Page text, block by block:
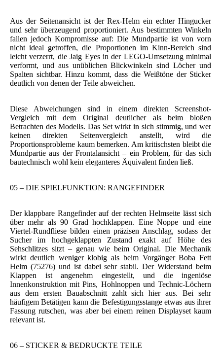
Aus der Seitenansicht ist der Rex-Helm ein echter Hingucker
und sehr überzeugend proportioniert. Aus bestimmten Winkeln
fallen jedoch Kompromisse auf: Die Mundpartie ist von vorn
nicht ideal getroffen, die Proportionen im Kinn-Bereich sind
leicht verzerrt, die Jaig Eyes in der LEGO-Umsetzung minimal
verformt, und aus unüblichen Blickwinkeln sind Löcher und
Spalten sichtbar. Hinzu kommt, dass die Weißtöne der Sticker
deutlich von denen der Teile abweichen.
Diese Abweichungen sind in einem direkten Screenshot-
Vergleich mit dem Original deutlicher als beim bloßen
Betrachten des Modells. Das Set wirkt in sich stimmig, und wer
keinen direkten Seitenvergleich anstellt, wird die
Proportionsprobleme kaum bemerken. Am kritischsten bleibt die
Mundpartie aus der Frontalansicht – ein Problem, für das sich
bautechnisch wohl kein eleganteres Äquivalent finden ließ.
05 – DIE SPIELFUNKTION: RANGEFINDER
Der klappbare Rangefinder auf der rechten Helmseite lässt sich
über mehr als 90 Grad hochklappen. Eine Noppe und eine
Viertel-Rundfliese bilden einen präzisen Anschlag, sodass der
Sucher im hochgeklappten Zustand exakt auf Höhe des
Sehschlitzes sitzt – genau wie beim Original. Die Mechanik
wirkt deutlich weniger klobig als beim Vorgänger Boba Fett
Helm (75276) und ist dabei sehr stabil. Der Widerstand beim
Klappen ist angenehm eingestellt, und die ingeniöse
Innenkonstruktion mit Pins, Hohlnoppen und Technic-Löchern
aus dem ersten Bauabschnitt zahlt sich hier aus. Bei sehr
häufigem Betätigen kann die Befestigungsstange etwas aus ihrer
Fassung rutschen, was aber bei einem reinen Displayset kaum
relevant ist.
06 – STICKER & BEDRUCKTE TEILE